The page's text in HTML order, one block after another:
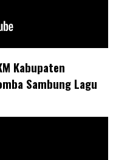
Kabupaten
Sambung Lagu